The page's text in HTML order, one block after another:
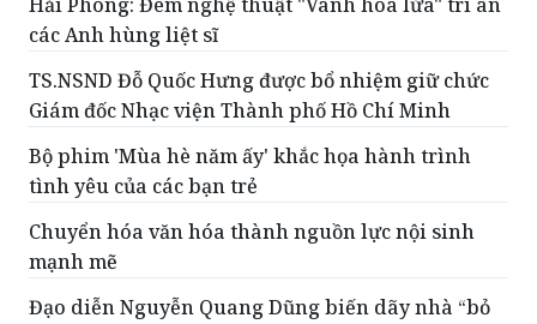
các Anh hùng liệt sĩ
TS.NSND Đỗ Quốc Hưng được bổ nhiệm giữ chức
Giám đốc Nhạc viện Thành phố Hồ Chí Minh
Bộ phim 'Mùa hè năm ấy' khắc họa hành trình
tình yêu của các bạn trẻ
Chuyển hóa văn hóa thành nguồn lực nội sinh
mạnh mẽ
Đạo diễn Nguyễn Quang Dũng biến dãy nhà “bỏ